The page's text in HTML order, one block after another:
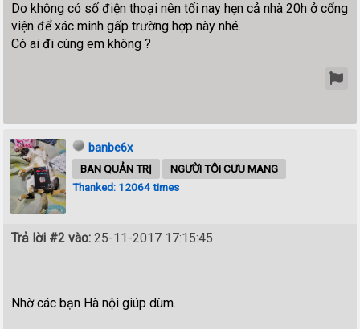
Do không có số điện thoại nên tối nay hẹn cả nhà 20h ở cổng
viện để xác minh gấp trường hợp này nhé.
Có ai đi cùng em không ?
banbe6x
BAN QUẢN TRỊ
NGƯỜI TÔI CƯU MANG
Thanked: 12064 times
Trả lời #2 vào: 25-11-2017 17:15:45
Nhờ các bạn Hà nội giúp dùm.